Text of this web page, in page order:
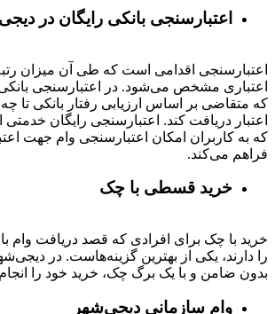
اعتبارسنجی بانکی رایگان در
اعتبارسنجی اقدامی است که طی آن میزان
اعتباری مشخص می‌شود. در اعتبارسنجی
که متقاضی بر اساس ارزیابی رفتار بانکی تا
اعتبار دریافت کند. اعتبارسنجی رایگان
که به کاربران امکان اعتبارسنجی وام جهت
فراهم می‌کند.
خرید قسطی با چک
خرید با چک برای افرادی که قصد دریافت وام
را دارند، یکی از بهترین گزینه‌هاست. در
بدون ضامن و با یک برگ چک، خرید خود را
وام سازمانی دیجی‌شهر